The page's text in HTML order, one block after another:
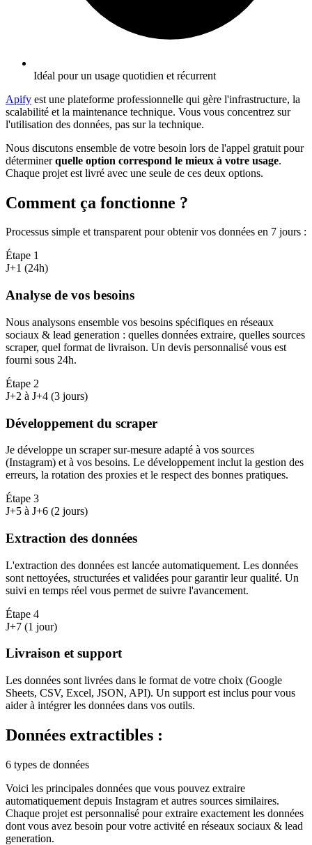
Idéal pour un usage quotidien et récurrent
Apify est une plateforme professionnelle qui gère l'infrastructure, la
scalabilité et la maintenance technique. Vous vous concentrez sur
l'utilisation des données, pas sur la technique.
Nous discutons ensemble de votre besoin lors de l'appel gratuit pour
déterminerquelle option correspond le mieux à votre usage.
Chaque projet est livré avec une seule de ces deux options.
Comment ça fonctionne ?
Processus simple et transparent pour obtenir vos données en 7 jours :
Étape 1
J+1 (24h)
Analyse de vos besoins
Nous analysons ensemble vos besoins spécifiques en réseaux
sociaux & lead generation : quelles données extraire, quelles sources
scraper, quel format de livraison. Un devis personnalisé vous est
fourni sous 24h.
Étape 2
J+2 à J+4 (3 jours)
Développement du scraper
Je développe un scraper sur-mesure adapté à vos sources
(Instagram) et à vos besoins. Le développement inclut la gestion des
erreurs, la rotation des proxies et le respect des bonnes pratiques.
Étape 3
J+5 à J+6 (2 jours)
Extraction des données
L'extraction des données est lancée automatiquement. Les données
sont nettoyées, structurées et validées pour garantir leur qualité. Un
suivi en temps réel vous permet de suivre l'avancement.
Étape 4
J+7 (1 jour)
Livraison et support
Les données sont livrées dans le format de votre choix (Google
Sheets, CSV, Excel, JSON, API). Un support est inclus pour vous
aider à intégrer les données dans vos outils.
Données extractibles :
6 types de données
Voici les principales données que vous pouvez extraire
automatiquement depuis Instagram et autres sources similaires.
Chaque projet est personnalisé pour extraire exactement les données
dont vous avez besoin pour votre activité en réseaux sociaux & lead
generation.